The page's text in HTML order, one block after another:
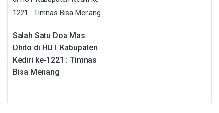
Salah Satu Doa Mas
Dhito di HUT Kabupaten
Kediri ke-1221 : Timnas
Bisa Menang